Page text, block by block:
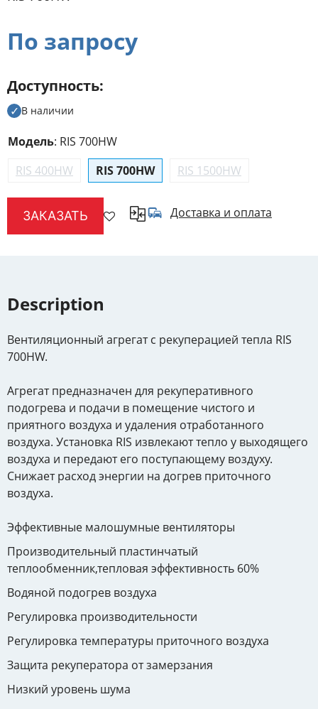
По запросу
Доступность
В наличии
Модель: RIS 700HW
RIS 400HW
RIS 700HW RIS 1500HW
ЗАКАЗАТЬ Доставка и оплата
Description
Вентиляционный агрегат с рекуперацией тепла RIS
700HW.
Агрегат предназначен для рекуперативного
подогрева и подачи в помещение чистого и
приятного воздуха и удаления отработанного
воздуха. Установка RIS извлекают тепло у выходящего
воздуха и передают его поступающему воздуху.
Снижает расход энергии на догрев приточного
воздуха.
Эффективные малошумные вентиляторы
Производительный пластинчатый
теплообменник,тепловая эффективность 60%
Водяной подогрев воздуха
Регулировка производительности
Регулировка температуры приточного воздуха
Защита рекуператора от замерзания
Низкий уровень шума